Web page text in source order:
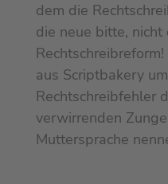
dem die
die neue bitte,
aus Scriptbakery
Rechtschreibfehler
verwirrenden
Muttersprache